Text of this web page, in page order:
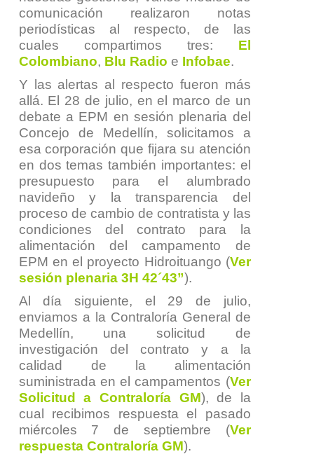
comunicación realizaron notas
periodísticas al respecto, de las
cuales compartimos tres: El
Colombiano, Blu Radio e Infobae.
Y las alertas al respecto fueron más
allá. El 28 de julio, en el marco de un
debate a EPM en sesión plenaria del
Concejo de Medellín, solicitamos a
esa corporación que fijara su atención
en dos temas también importantes: el
presupuesto para el alumbrado
navideño y la transparencia del
proceso de cambio de contratista y las
condiciones del contrato para la
alimentación del campamento de
EPM en el proyecto Hidroituango (Ver
sesión plenaria 3H 42´43”).
Al día siguiente, el 29 de julio,
enviamos a la Contraloría General de
Medellín, una solicitud de
investigación del contrato y a la
calidad de la alimentación
suministrada en el campamentos (Ver
Solicitud a Contraloría GM), de la
cual recibimos respuesta el pasado
miércoles 7 de septiembre (Ver
respuesta Contraloría GM).